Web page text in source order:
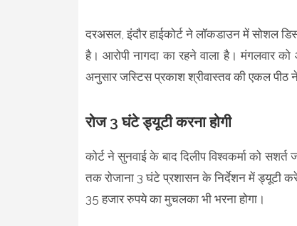
दरअसल, इंदौर हाईकोर्ट ने लॉकडाउन में सोशल
है। आरोपी नागदा का रहने वाला है। मंगलवार को
अनुसार जस्टिस प्रकाश श्रीवास्तव की एकल पीठ ने
रोज 3 घंटे ड्यूटी करना होगी
कोर्ट ने सुनवाई के बाद दिलीप विश्वकर्मा को
तक रोजाना 3 घंटे प्रशासन के निर्देशन में ड्यूटी
35 हजार रुपये का मुचलका भी भरना होगा।